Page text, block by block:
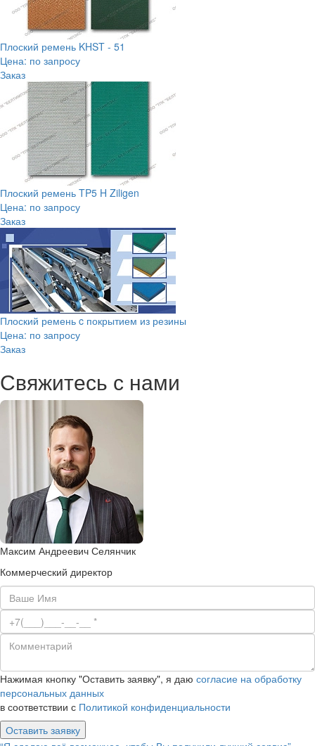
Плоский ремень KHST - 51
Цена: по запросу
Заказ
Плоский ремень TP5 H Ziligen
Цена: по запросу
Заказ
Плоский ремень c покрытием из резины
Цена: по запросу
Заказ
Свяжитесь с нами
Максим Андреевич Селянчик
Коммерческий директор
Нажимая кнопку "Оставить заявку", я даю согласие на обработку
персональных данных
в соответствии с Политикой конфиденциальности
Оставить заявку